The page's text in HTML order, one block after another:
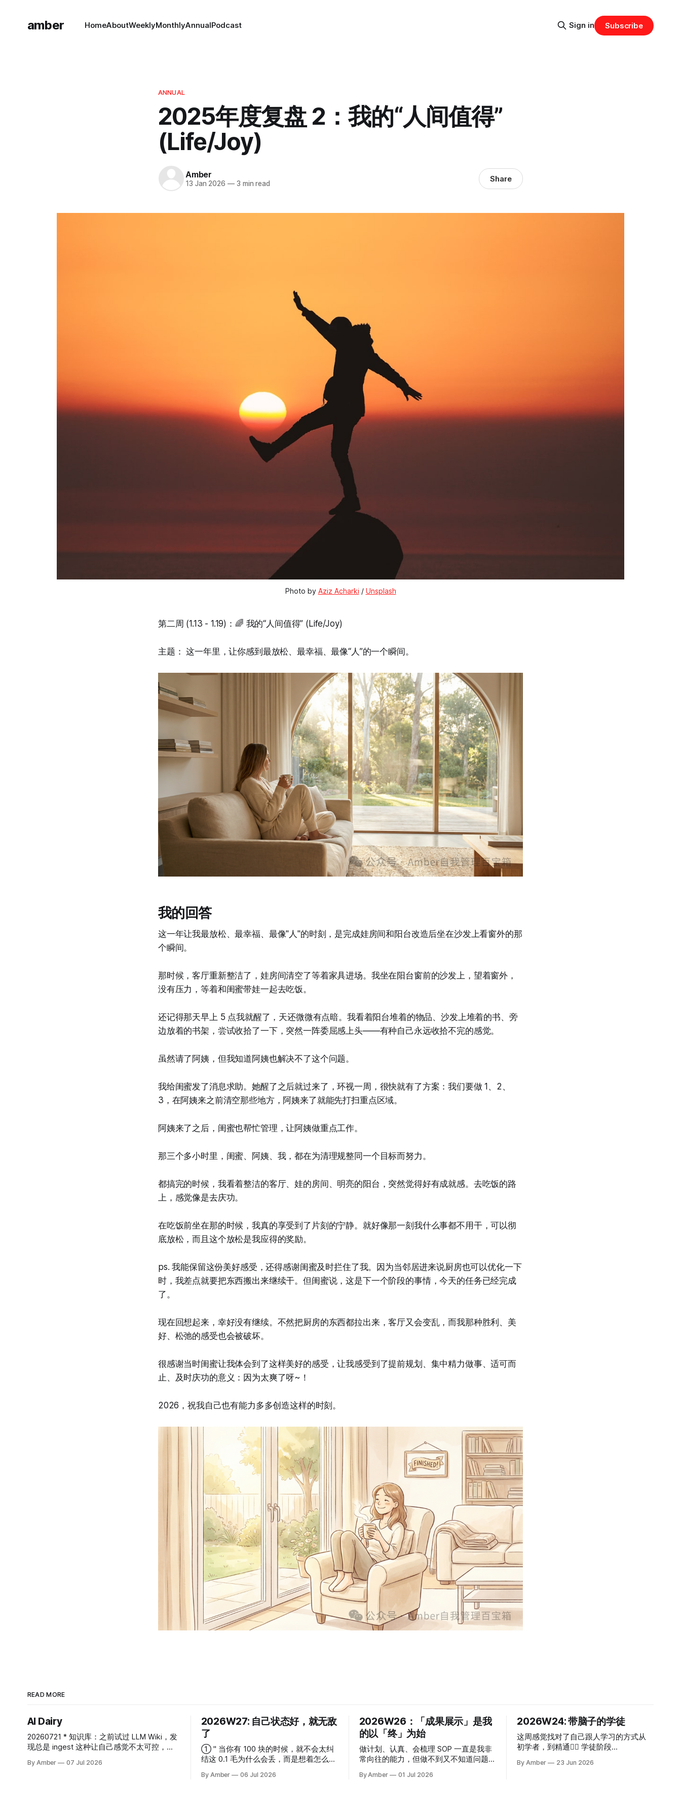
amber HomeAboutWeeklyMonthlyAnnualPodcast Sign in Subscribe
ANNUAL
2025年度复盘 2：我的“人间值得”
(Life/Joy)
Amber
13 Jan 2026 —3 min read Share
Photo by Aziz Acharki / Unsplash
第二周 (1.13 - 1.19)：🌈 我的“人间值得” (Life/Joy)
主题： 这一年里，让你感到最放松、最幸福、最像“人”的一个瞬间。
我的回答
这一年让我最放松、最幸福、最像"人"的时刻，是完成娃房间和阳台改造后坐在沙发上看窗外的那
个瞬间。
那时候，客厅重新整洁了，娃房间清空了等着家具进场。我坐在阳台窗前的沙发上，望着窗外，
没有压力，等着和闺蜜带娃一起去吃饭。
还记得那天早上 5 点我就醒了，天还微微有点暗。我看着阳台堆着的物品、沙发上堆着的书、旁
边放着的书架，尝试收拾了一下，突然一阵委屈感上头——有种自己永远收拾不完的感觉。
虽然请了阿姨，但我知道阿姨也解决不了这个问题。
我给闺蜜发了消息求助。她醒了之后就过来了，环视一周，很快就有了方案：我们要做 1、2、
3，在阿姨来之前清空那些地方，阿姨来了就能先打扫重点区域。
阿姨来了之后，闺蜜也帮忙管理，让阿姨做重点工作。
那三个多小时里，闺蜜、阿姨、我，都在为清理规整同一个目标而努力。
都搞完的时候，我看着整洁的客厅、娃的房间、明亮的阳台，突然觉得好有成就感。去吃饭的路
上，感觉像是去庆功。
在吃饭前坐在那的时候，我真的享受到了片刻的宁静。就好像那一刻我什么事都不用干，可以彻
底放松，而且这个放松是我应得的奖励。
ps. 我能保留这份美好感受，还得感谢闺蜜及时拦住了我。因为当邻居进来说厨房也可以优化一下
时，我差点就要把东西搬出来继续干。但闺蜜说，这是下一个阶段的事情，今天的任务已经完成
了。
现在回想起来，幸好没有继续。不然把厨房的东西都拉出来，客厅又会变乱，而我那种胜利、美
好、松弛的感受也会被破坏。
很感谢当时闺蜜让我体会到了这样美好的感受，让我感受到了提前规划、集中精力做事、适可而
止、及时庆功的意义：因为太爽了呀~！
2026，祝我自己也有能力多多创造这样的时刻。
READ MORE
AI Dairy
20260721 * 知识库：之前试过 LLM Wiki，发
现总是 ingest 这种让自己感觉不太可控，
中也有一个knowledge-base-management
By Amber 07 Jul 2026
2026W27: 自己状态好，就无敌
了
① " 当你有 100 块的时候，就不会太纠
结这 0.1 毛为什么会丢，而是想着怎么去
去分析 0.1 毛为什么会丢，可能最后发现
By Amber 06 Jul 2026
2026W26：「成果展示」是我
的以「终」为始
做计划、认真、会梳理 SOP 一直是我非
常向往的能力，但做不到又不知道问题
力的拼图碎片，想分享一下这些碎片。
By Amber 01 Jul 2026
2026W24: 带脑子的学徒
这周感觉找对了自己跟人学习的方式从
初学者，到精通👇🏻 学徒阶段
则做事，照着别人的样子学，做得对但
By Amber 23 Jun 2026